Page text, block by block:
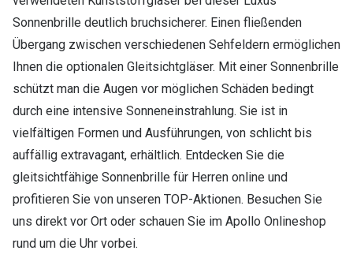
Sonnenbrille deutlich bruchsicherer. Einen fließenden
Übergang zwischen verschiedenen Sehfeldern ermöglichen
Ihnen die optionalen Gleitsichtgläser. Mit einer Sonnenbrille
schützt man die Augen vor möglichen Schäden bedingt
durch eine intensive Sonneneinstrahlung. Sie ist in
vielfältigen Formen und Ausführungen, von schlicht bis
auffällig extravagant, erhältlich. Entdecken Sie die
gleitsichtfähige Sonnenbrille für Herren online und
profitieren Sie von unseren TOP-Aktionen. Besuchen Sie
uns direkt vor Ort oder schauen Sie im Apollo Onlineshop
rund um die Uhr vorbei.